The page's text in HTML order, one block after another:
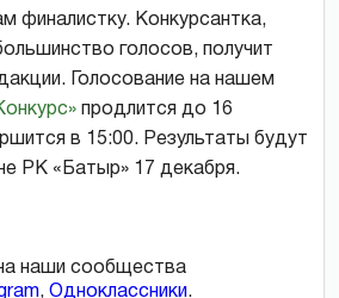
финалистку. Конкурсантка,
голосов, получит
Голосование на нашем
продлится до 16
в 15:00. Результаты будут
РК «Батыр» 17 декабря.
наши сообщества
, Одноклассники.